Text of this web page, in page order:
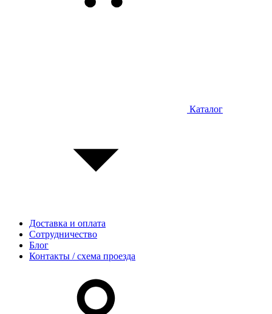
Каталог
Доставка и оплата
Сотрудничество
Блог
Контакты / схема проезда